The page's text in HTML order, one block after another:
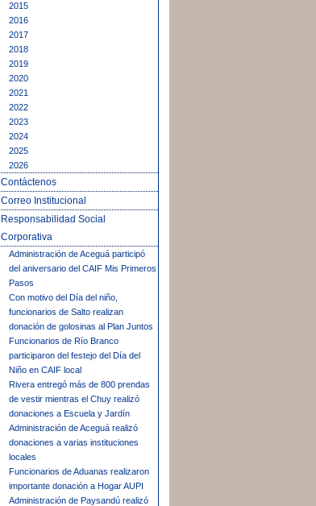
2015
2016
2017
2018
2019
2020
2021
2022
2023
2024
2025
2026
Contáctenos
Correo Institucional
Responsabilidad Social
Corporativa
Administración de Aceguá participó
del aniversario del CAIF Mis Primeros
Pasos
Con motivo del Día del niño,
funcionarios de Salto realizan
donación de golosinas al Plan Juntos
Funcionarios de Río Branco
participaron del festejo del Día del
Niño en CAIF local
Rivera entregó más de 800 prendas
de vestir mientras el Chuy realizó
donaciones a Escuela y Jardín
Administración de Aceguá realizó
donaciones a varias instituciones
locales
Funcionarios de Aduanas realizaron
importante donación a Hogar AUPI
Administración de Paysandú realizó